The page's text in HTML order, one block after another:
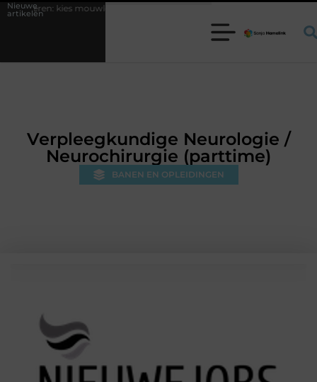
Nieuwe
artikelenop plakkerige nachten
Verpleegkundige Neurologie /
Neurochirurgie (parttime)
BANEN EN OPLEIDINGEN